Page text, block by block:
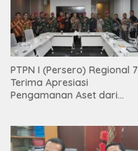
PTPN I (Persero) Regional 7
Terima Apresiasi
Pengamanan Aset dari